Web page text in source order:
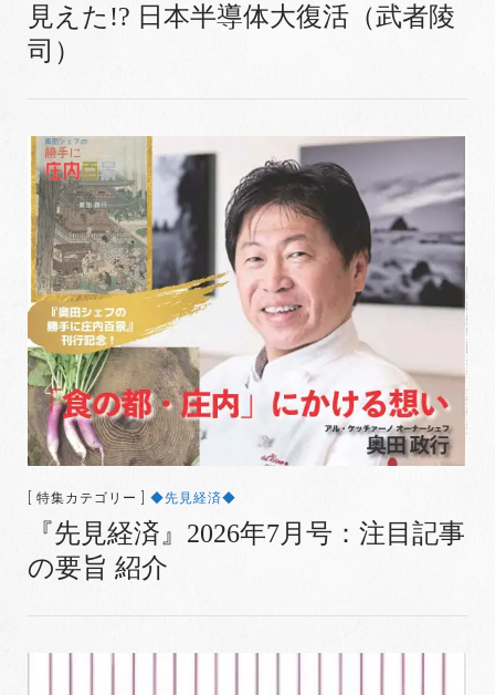
見えた!? 日本半導体大復活（武者陵
司）
[ 特集カテゴリー ] ◆先見経済◆
『先見経済』2026年7月号：注目記事
の要旨 紹介